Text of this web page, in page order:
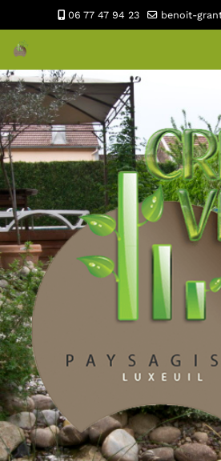
06 77 47 94 23 benoit-